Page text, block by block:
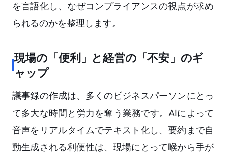
を言語化し、なぜコンプライアンスの視点が求め
られるのかを整理します。
現場の「便利」と経営の「不安」のギ
ャップ
議事録の作成は、多くのビジネスパーソンにとっ
て多大な時間と労力を奪う業務です。AIによって
音声をリアルタイムでテキスト化し、要約まで自
動生成される利便性は、現場にとって喉から手が